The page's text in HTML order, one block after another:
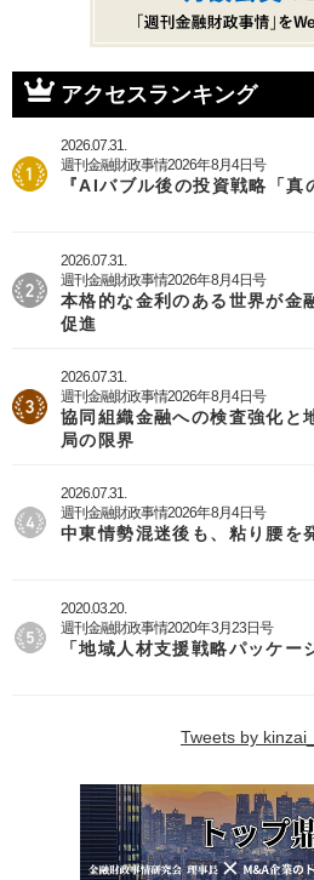
アクセスランキング
2026.07.31.
週刊金融財政事情2026年8月4日号
『AIバブル後の投資戦略「真
2026.07.31.
週刊金融財政事情2026年8月4日号
本格的な金利のある世界が金
促進
2026.07.31.
週刊金融財政事情2026年8月4日号
協同組織金融への検査強化と
局の限界
2026.07.31.
週刊金融財政事情2026年8月4日号
中東情勢混迷後も、粘り腰を
2020.03.20.
週刊金融財政事情2020年3月23日号
「地域人材支援戦略パッケ
Tweets by